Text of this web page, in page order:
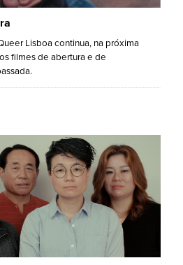
Lisboa continua, na próxima
filmes de abertura e de